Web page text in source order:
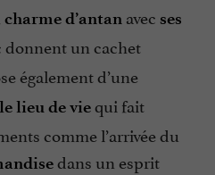
charme d’antan avec ses
donnent un cachet
également d’une
lieu de viequi fait
comme l’arrivée du
dans un esprit